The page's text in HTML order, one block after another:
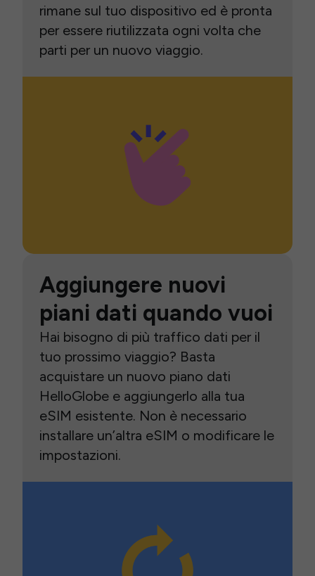
rimane sul tuo dispositivo ed è pronta
per essere riutilizzata ogni volta che
parti per un nuovo viaggio.
Aggiungere nuovi
piani dati quando vuoi
Hai bisogno di più traffico dati per il
tuo prossimo viaggio? Basta
acquistare un nuovo piano dati
HelloGlobe e aggiungerlo alla tua
eSIM esistente. Non è necessario
installare un’altra eSIM o modificare le
impostazioni.